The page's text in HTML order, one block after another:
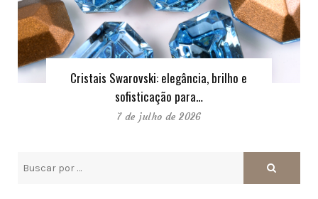
Cristais Swarovski: elegância, brilho e
sofisticação para…
7 de julho de 2026